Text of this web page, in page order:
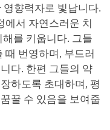
향력자로 빛납니다.
에서 자연스러운 치
를 키웁니다. 그들
때 번영하며, 부드러
다. 한편 그들의 약
하도록 초대하며, 평
꿀 수 있음을 보여줍